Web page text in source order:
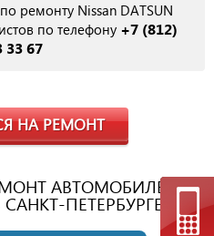
ремонту Nissan DATSUN
по телефону +7 (812)
33 67
НА РЕМОНТ
АВТОМОБИЛЕЙ
САНКТ-ПЕТЕРБУРГЕ